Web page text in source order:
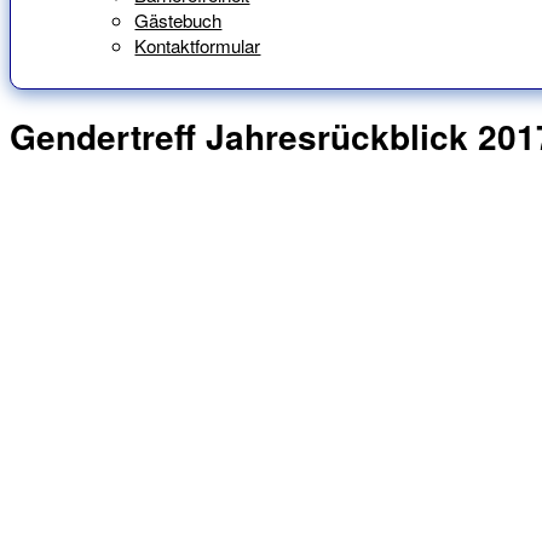
Gästebuch
Kontaktformular
Gendertreff Jahresrückblick